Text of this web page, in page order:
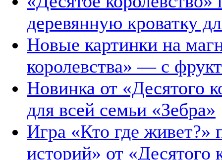
деревянную кроватку
Новые картинки на
королевства» — с
Новинка от «Десятого
для всей семьи «Зебра»
Игра «Кто где
историй» от «Десятого